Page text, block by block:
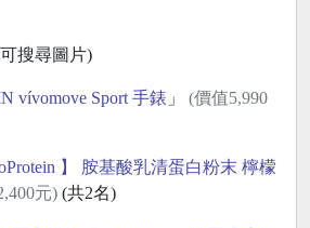
搜尋圖片)
vívomove Sport 手錶 」 (價值5,990
】 胺基酸乳清蛋白粉末 檸檬
元) (共2名)